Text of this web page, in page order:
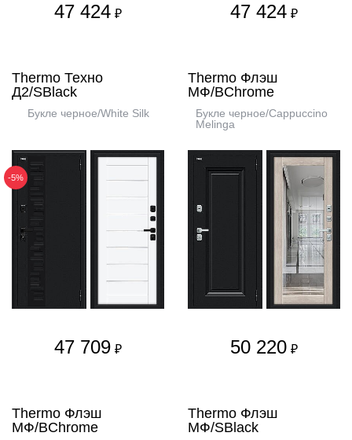
47 424 ₽ 47 424 ₽
Thermo Техно
Д2/SBlack
Букле черное/White Silk
-5%
47 709 ₽
Thermo Флэш
МФ/BChrome
Букле черное/Cappuccino
Melinga
50 220 ₽
Thermo Флэш
МФ/BChrome
Thermo Флэш
МФ/SBlack